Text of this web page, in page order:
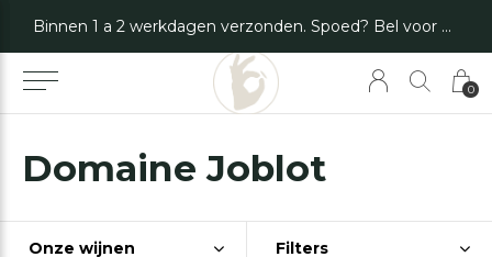
0
Binnen 1 a 2 werkdagen verzonden. Spoed? Bel voor de mogelijkheden.
Domaine Joblot
Onze wijnen Filters